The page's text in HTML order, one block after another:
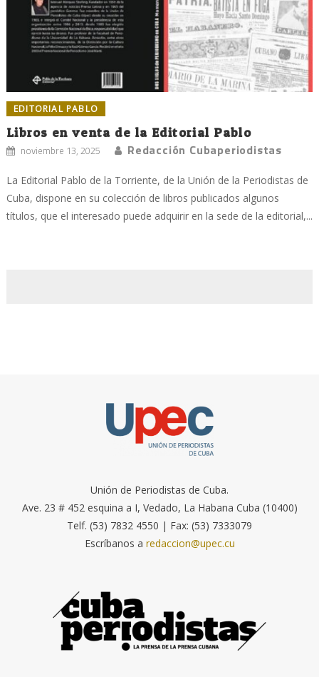
EDITORIAL PABLO
Libros en venta de la Editorial Pablo
noviembre 13, 2025 Redacción Cubaperiodistas
La Editorial Pablo de la Torriente, de la Unión de la Periodistas de
Cuba, dispone en su colección de libros publicados algunos
títulos, que el interesado puede adquirir en la sede de la editorial,...
Unión de Periodistas de Cuba.
Ave. 23 # 452 esquina a I, Vedado, La Habana Cuba (10400)
Telf. (53) 7832 4550 | Fax: (53) 7333079
Escríbanos a redaccion@upec.cu